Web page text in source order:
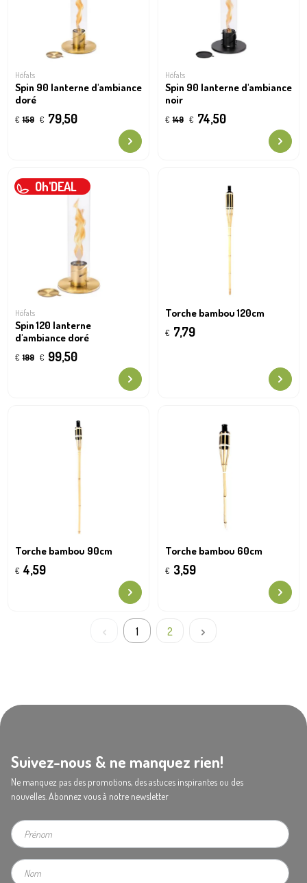
Höfats
Spin 90 lanterne d'ambiance
doré
€ 159 € 79,50
Höfats
Spin 90 lanterne d'ambiance
noir
€ 149 € 74,50
Oh'DEAL
Höfats
Spin 120 lanterne
d'ambiance doré
€ 199 € 99,50
Torche bambou 120cm
€ 7,79
Torche bambou 90cm
€ 4,59
Torche bambou 60cm
€ 3,59
1 2
Suivez-nous & ne manquez rien!
Ne manquez pas des promotions, des astuces inspirantes ou des
nouvelles. Abonnez vous à notre newsletter